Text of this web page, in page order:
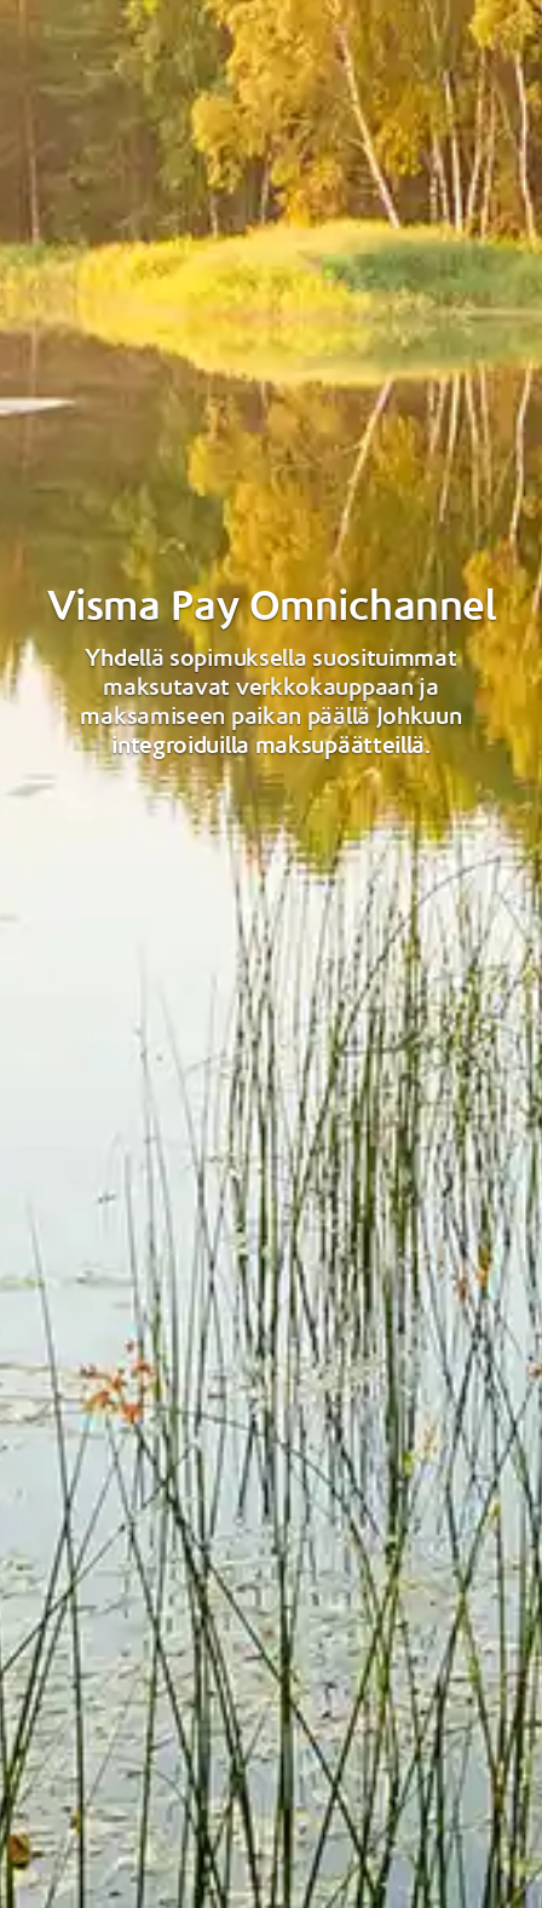
Visma Pay Omnichannel
Yhdellä sopimuksella suosituimmat
maksutavat verkkokauppaan ja
maksamiseen paikan päällä Johkuun
integroiduilla maksupäätteillä.